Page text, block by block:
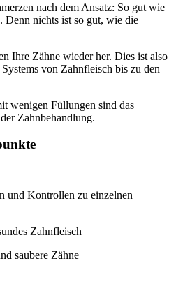
nach dem Ansatz: So gut wie
nichts ist so gut, wie die
Ihre Zähne wieder her. Dies ist also
von Zahnfleisch bis zu den
wenigen Füllungen sind das
Zahnbehandlung.
und Kontrollen zu einzelnen
Zahnfleisch
saubere Zähne